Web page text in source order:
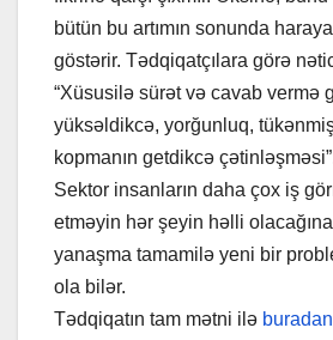
bütün bu artımın sonunda
göstərir. Tədqiqatçılara görə
“Xüsusilə sürət və cavab vermə
yüksəldikcə, yorğunluq,
kopmanın getdikcə
Sektor insanların daha çox iş
etməyin hər şeyin həlli
yanaşma tamamilə yeni bir
ola bilər.
Tədqiqatın tam mətni ilə buradan